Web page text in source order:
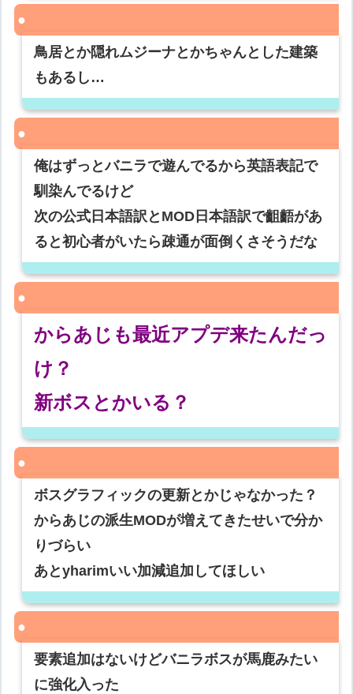
鳥居とか隠れムジーナとかちゃんとした建築
もあるし…
俺はずっとバニラで遊んでるから英語表記で
馴染んでるけど
次の公式日本語訳とMOD日本語訳で齟齬があ
ると初心者がいたら疎通が面倒くさそうだな
からあじも最近アプデ来たんだっ
け？
新ボスとかいる？
ボスグラフィックの更新とかじゃなかった？
からあじの派生MODが増えてきたせいで分か
りづらい
あとyharimいい加減追加してほしい
要素追加はないけどバニラボスが馬鹿みたい
に強化入った